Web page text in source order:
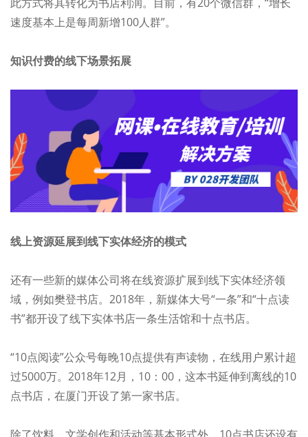
速度基本上是每周新增100人群”。
知识付费的线下场景拓展
线上资源延展到线下实体经济的模式
还有一些新的媒体公司将在线资源扩展到线下实体经济领
域，例如樊登书店。2018年，新媒体大号“一条”和“十点读
书”都开设了线下实体书店一条生活馆和十点书店。
“10点阅读”公众号每晚10点提供有声读物，在线用户累计超
过5000万。2018年12月，10：00，这本书延伸到离线的10
点书店，在厦门开设了第一家书店。